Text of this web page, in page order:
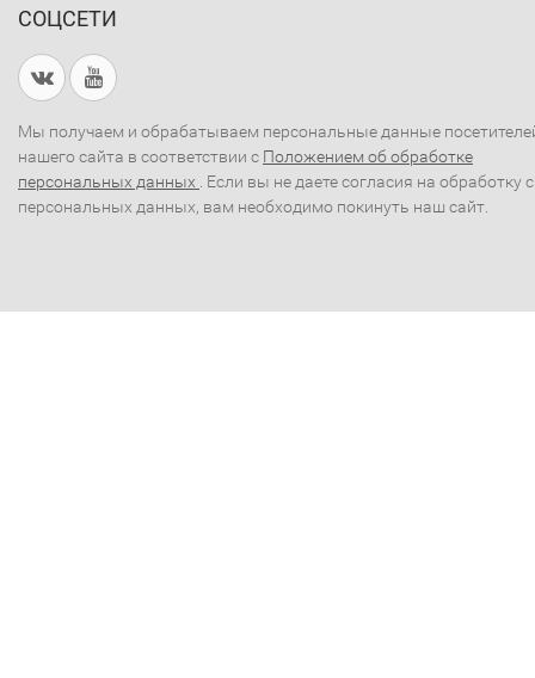
СОЦСЕТИ
Мы получаем и обрабатываем персональные данные
нашего сайта в соответствии с Положением об обработке
персональных данных . Если вы не даете согласия на обработку
персональных данных, вам необходимо покинуть наш сайт.